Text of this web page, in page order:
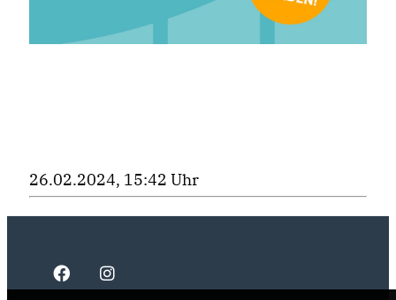
26.02.2024, 15:42 Uhr